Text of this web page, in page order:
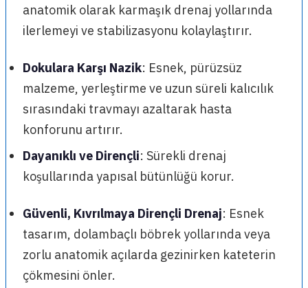
anatomik olarak karmaşık drenaj yollarında
ilerlemeyi ve stabilizasyonu kolaylaştırır.
Dokulara Karşı Nazik: Esnek, pürüzsüz
malzeme, yerleştirme ve uzun süreli kalıcılık
sırasındaki travmayı azaltarak hasta
konforunu artırır.
Dayanıklı ve Dirençli: Sürekli drenaj
koşullarında yapısal bütünlüğü korur.
Güvenli, Kıvrılmaya Dirençli Drenaj: Esnek
tasarım, dolambaçlı böbrek yollarında veya
zorlu anatomik açılarda gezinirken kateterin
çökmesini önler.